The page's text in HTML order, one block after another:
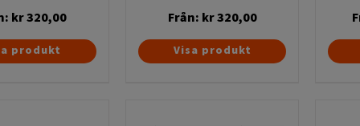
kr320,00
Den
här
produkt
Från: kr320,00
Den
här
Visa produkt